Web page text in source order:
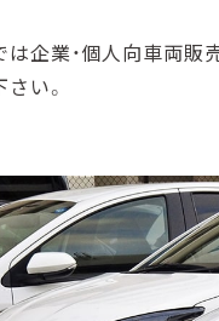
企業・個⼈向⾞両販
い。